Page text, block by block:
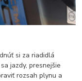
si za riadidlá
jazdy, presnejšie
rozsah plynu a